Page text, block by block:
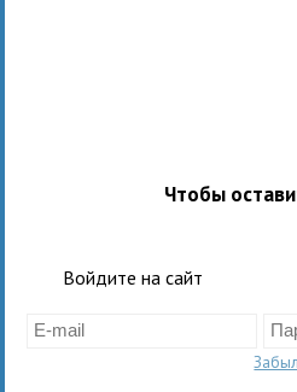
Чтобы
Войдите на сайт